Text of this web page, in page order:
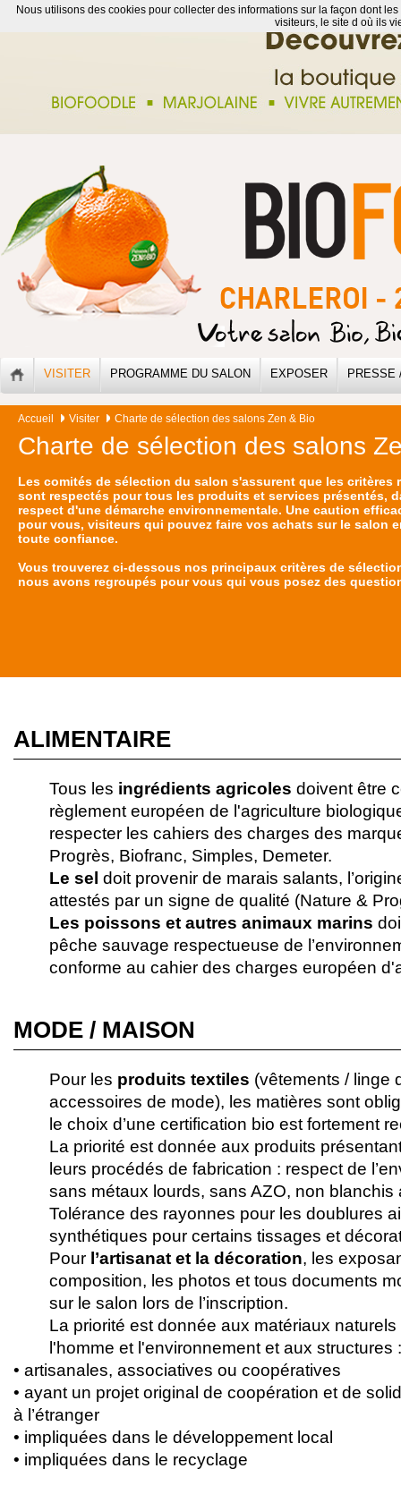
VISITER PROGRAMME DU SALON EXPOSER PRESSE
Accueil Visiter Charte de sélection des salons Zen & Bio
Charte de sélection des salons
Les comités de sélection du salon s'assurent que les critères
sont respectés pour tous les produits et services présentés,
respect d'une démarche environnementale. Une caution
pour vous, visiteurs qui pouvez faire vos achats sur le salon
toute confiance.
Vous trouverez ci-dessous nos principaux critères de
nous avons regroupés pour vous qui vous posez des
ALIMENTAIRE
Tous les ingrédients agricoles doivent être
règlement européen de l'agriculture
respecter les cahiers des charges des
Progrès, Biofranc, Simples, Demeter.
Le sel doit provenir de marais salants,
attestés par un signe de qualité (Nature &
Les poissons et autres animaux marins
pêche sauvage respectueuse de
conforme au cahier des charges européen
MODE / MAISON
Pour les produits textiles (vêtements / linge
accessoires de mode), les matières sont
le choix d’une certification bio est fortement
La priorité est donnée aux produits
leurs procédés de fabrication : respect de
sans métaux lourds, sans AZO, non blanchis
Tolérance des rayonnes pour les doublures
synthétiques pour certains tissages et
Pour l’artisanat et la décoration, les
composition, les photos et tous documents
sur le salon lors de l’inscription.
La priorité est donnée aux matériaux
l'homme et l'environnement et aux structures
• artisanales, associatives ou coopératives
• ayant un projet original de coopération et de
à l’étranger
• impliquées dans le développement local
• impliquées dans le recyclage
Nous utilisons des cookies pour collecter des informations sur la façon dont
visiteurs, le site d où ils